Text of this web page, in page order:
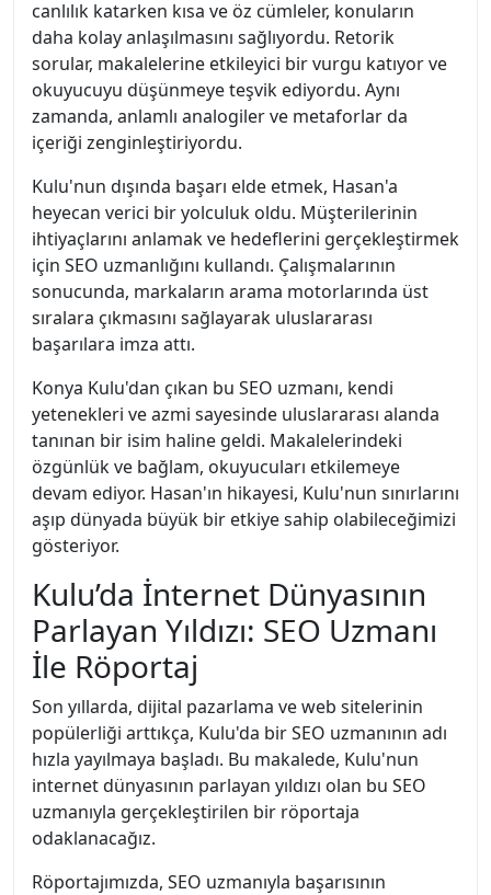
canlılık katarken kısa ve öz cümleler, konuların
daha kolay anlaşılmasını sağlıyordu. Retorik
sorular, makalelerine etkileyici bir vurgu katıyor ve
okuyucuyu düşünmeye teşvik ediyordu. Aynı
zamanda, anlamlı analogiler ve metaforlar da
içeriği zenginleştiriyordu.
Kulu'nun dışında başarı elde etmek, Hasan'a
heyecan verici bir yolculuk oldu. Müşterilerinin
ihtiyaçlarını anlamak ve hedeflerini gerçekleştirmek
için SEO uzmanlığını kullandı. Çalışmalarının
sonucunda, markaların arama motorlarında üst
sıralara çıkmasını sağlayarak uluslararası
başarılara imza attı.
Konya Kulu'dan çıkan bu SEO uzmanı, kendi
yetenekleri ve azmi sayesinde uluslararası alanda
tanınan bir isim haline geldi. Makalelerindeki
özgünlük ve bağlam, okuyucuları etkilemeye
devam ediyor. Hasan'ın hikayesi, Kulu'nun sınırlarını
aşıp dünyada büyük bir etkiye sahip olabileceğimizi
gösteriyor.
Kulu’da İnternet Dünyasının
Parlayan Yıldızı: SEO Uzmanı
İle Röportaj
Son yıllarda, dijital pazarlama ve web sitelerinin
popülerliği arttıkça, Kulu'da bir SEO uzmanının adı
hızla yayılmaya başladı. Bu makalede, Kulu'nun
internet dünyasının parlayan yıldızı olan bu SEO
uzmanıyla gerçekleştirilen bir röportaja
odaklanacağız.
Röportajımızda, SEO uzmanıyla başarısının